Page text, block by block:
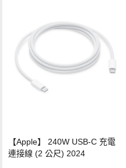
【Apple】 240W USB-C 充電
連接線 (2 公尺) 2024